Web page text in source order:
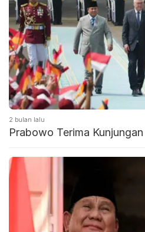
2 bulan lalu
Prabowo Terima